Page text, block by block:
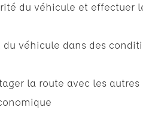
du véhicule et effectuer
véhicule dans des
la route avec les autres